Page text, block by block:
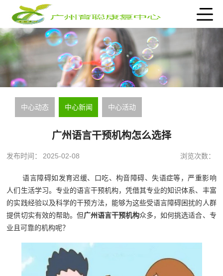
中心动态 中心新闻 中心活动
广州语言干预机构怎么选择
发布时间： 2025-02-08 浏览次数：
语言障碍如发育迟缓、口吃、构音障碍、失语症等，严重影响
人们生活学习。专业的语言干预机构，凭借其专业的知识体系、丰富
的实践经验以及科学的干预方法，能够为这些受语言障碍困扰的人群
提供切实有效的帮助。但广州语言干预机构众多，如何挑选适合、专
业且可靠的机构呢？